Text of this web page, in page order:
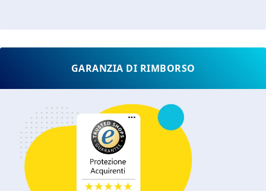
GARANZIA DI RIMBORSO